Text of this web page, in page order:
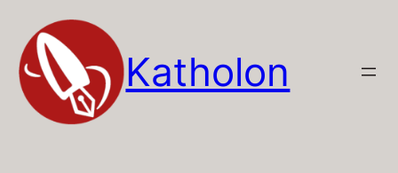
Inhalt
springen
Katholon